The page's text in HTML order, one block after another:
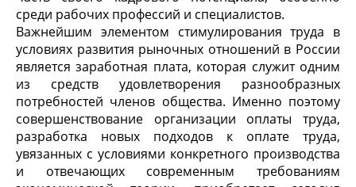
среди рабочих профессий и специалистов.
Важнейшим элементом стимулирования труда в
условиях развития рыночных отношений в России
является заработная плата, которая служит одним
из средств удовлетворения разнообразных
потребностей членов общества. Именно поэтому
совершенствование организации оплаты труда,
разработка новых подходов к оплате труда,
увязанных с условиями конкретного производства
и отвечающих современным требованиям